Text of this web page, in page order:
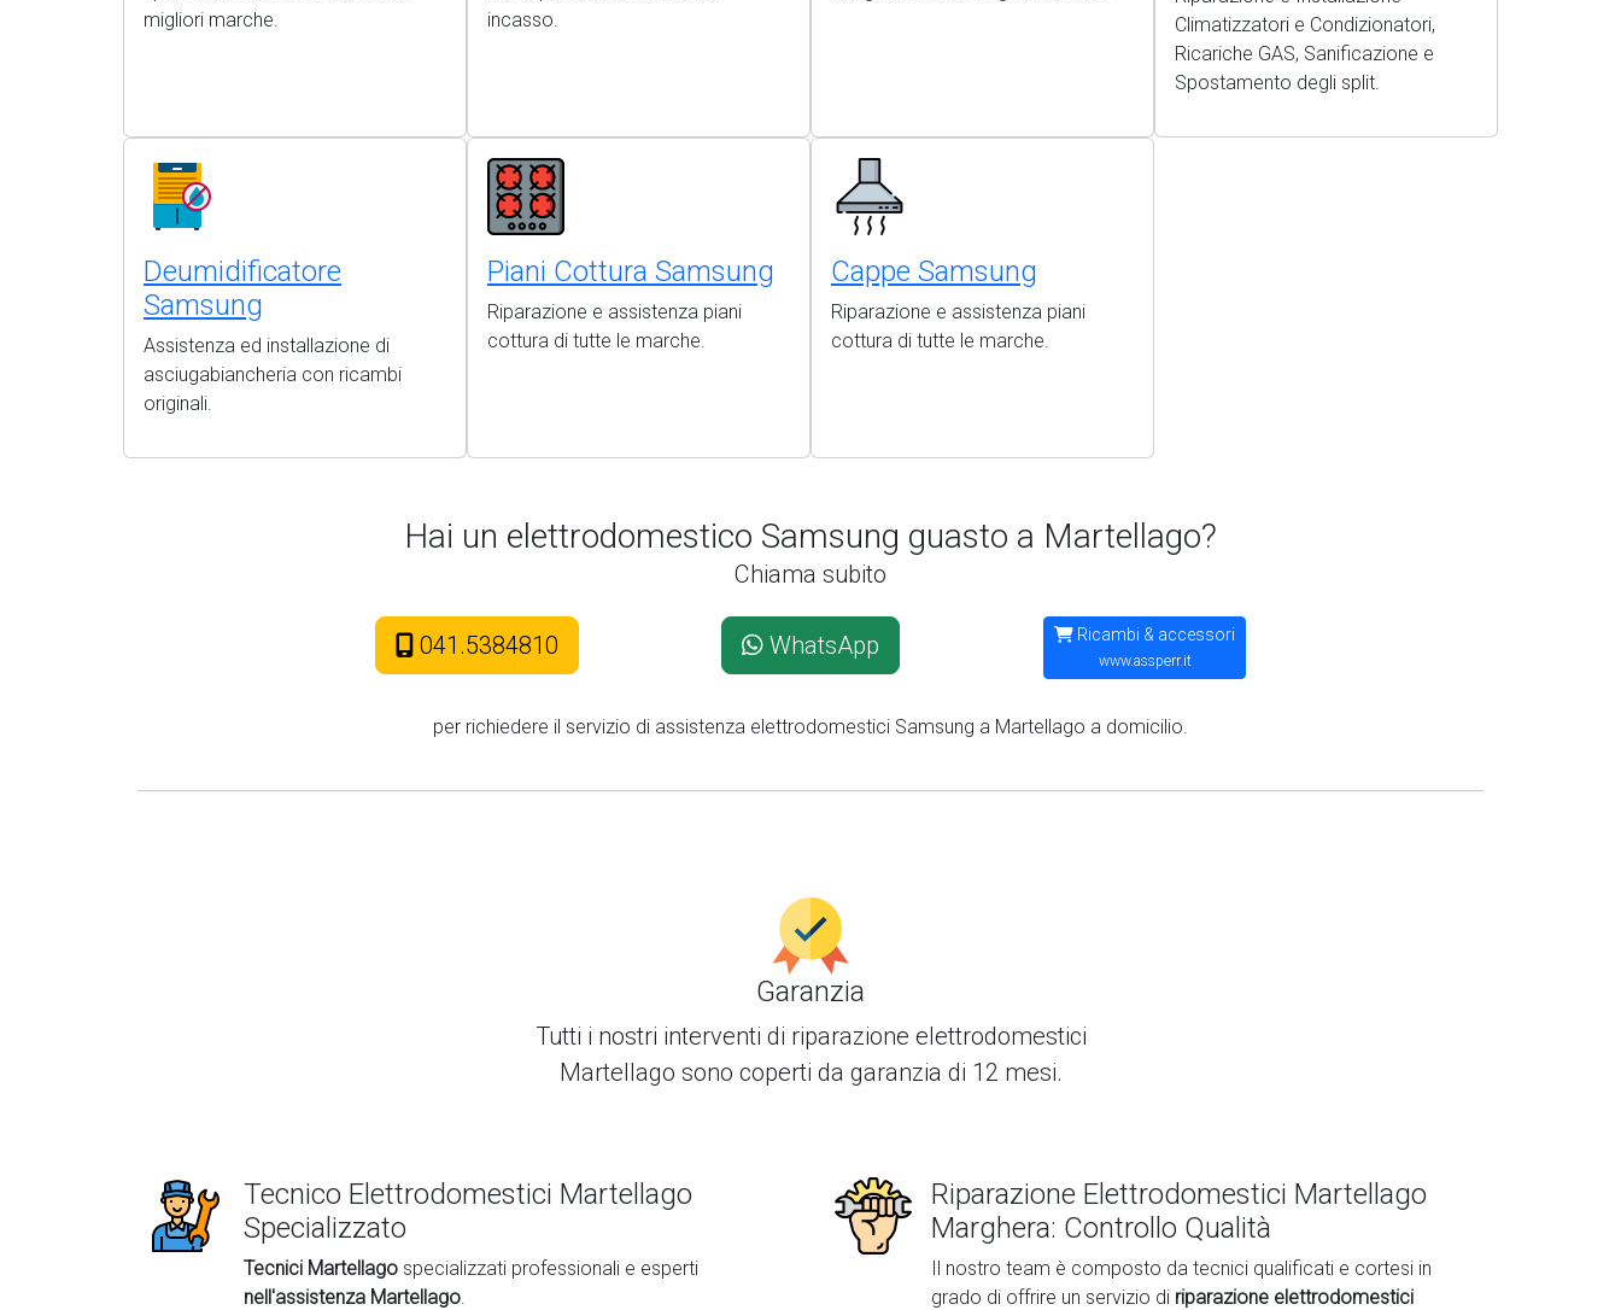
migliori marche.
incasso.
Climatizzatori e Condizionatori,
Ricariche GAS, Sanificazione e
Spostamento degli split.
Deumidificatore
Samsung
Assistenza ed installazione di
asciugabiancheria con ricambi
originali.
Piani Cottura Samsung
Riparazione e assistenza piani
cottura di tutte le marche.
Cappe Samsung
Riparazione e assistenza piani
cottura di tutte le marche.
Hai un elettrodomestico Samsung guasto a Martellago?
Chiama subito
041.5384810 WhatsApp Ricambi & accessori
www.assperr.it
per richiedere il servizio di assistenza elettrodomestici Samsung a Martellago a domicilio.
Garanzia
Tutti i nostri interventi di riparazione elettrodomestici
Martellago sono coperti da garanzia di 12 mesi.
Tecnico Elettrodomestici Martellago
Specializzato
Tecnici Martellago specializzati professionali e esperti
nell'assistenza Martellago.
Riparazione Elettrodomestici Martellago
Marghera: Controllo Qualità
Il nostro team è composto da tecnici qualificati e cortesi in
grado di offrire un servizio di riparazione elettrodomestici